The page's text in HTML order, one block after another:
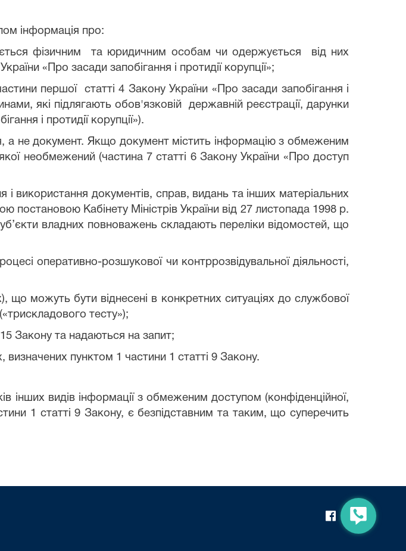
інформація про:
фізичним та юридичним особам чи одержується від них
«Про засади запобігання і протидії корупції»;
першої статті 4 Закону України «Про засади запобігання і
які підлягають обов'язковій державній реєстрації, дарунки
і протидії корупції»).
не документ. Якщо документ містить інформацію з обмеженим
необмежений (частина 7 статті 6 Закону України «Про доступ
і використання документів, справ, видань та інших матеріальних
постановою Кабінету Міністрів України від 27 листопада 1998 р.
владних повноважень складають переліки відомостей, що
оперативно-розшукової чи контррозвідувальної діяльності,
що можуть бути віднесені в конкретних ситуаціях до службової
тесту»);
Закону та надаються на запит;
пунктом 1 частини 1 статті 9 Закону.
інших видів інформації з обмеженим доступом (конфіденційної,
1 статті 9 Закону, є безпідставним та таким, що суперечить